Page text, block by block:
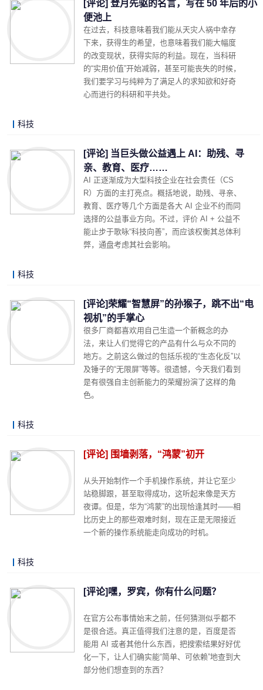
[评论] 登月先驱的名言，写在 50 年后的小
便池上
在过去，科技意味着我们能从天灾人祸中幸存
下来，获得生的希望，也意味着我们能大幅度
的改变现状，获得实际的利益。现在，当科研
的“实用价值”开始减弱，甚至可能丧失的时候，
我们要学习与纯粹为了满足人的求知欲和好奇
心而进行的科研和平共处。
科技
[评论] 当巨头做公益遇上 AI：助残、寻
亲、教育、医疗……
AI 正逐渐成为大型科技企业在社会责任（CS
R）方面的主打亮点。概括地说，助残、寻亲、
教育、医疗等几个方面是各大 AI 企业不约而同
选择的公益事业方向。不过，评价 AI + 公益不
能止步于歌咏“科技向善”，而应该权衡其总体利
弊，通盘考虑其社会影响。
科技
[评论]荣耀“智慧屏”的孙猴子，跳不出“电
视机”的手掌心
很多厂商都喜欢用自己生造一个新概念的办
法，来让人们觉得它的产品有什么与众不同的
地方。之前这么做过的包括乐视的“生态化反”以
及锤子的“无限屏”等等。很遗憾，今天我们看到
是有很强自主创新能力的荣耀扮演了这样的角
色。
科技
[评论] 围墙剥落，“鸿蒙”初开
从头开始制作一个手机操作系统，并让它至少
站稳脚跟，甚至取得成功，这听起来像是天方
夜谭。但是，华为“鸿蒙”的出现恰逢其时——相
比历史上的那些艰难时刻，现在正是无限接近
一个新的操作系统能走向成功的时机。
科技
[评论]嘿，罗宾，你有什么问题？
在官方公布事情始末之前，任何猜测似乎都不
是很合适。真正值得我们注意的是，百度是否
能用 AI 或者其他什么东西，把搜索结果好好优
化一下，让人们确实能“简单、可依赖”地查到大
部分他们想查到的东西？